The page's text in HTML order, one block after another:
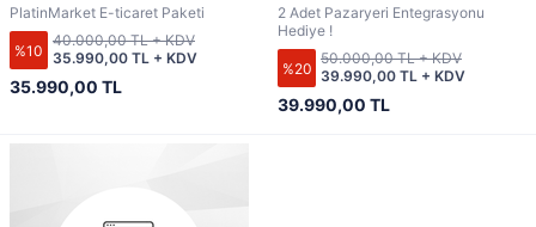
PlatinMarket E-ticaret Paketi
%10
35.990,00 TL
35.990,00 TL + KDV
40.000,00 TL + KDV
2 Adet Pazaryeri Entegrasyonu
Hediye !
%20
39.990,00 TL
39.990,00 TL + KDV
50.000,00 TL + KDV